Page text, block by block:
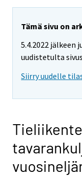
Tämä sivu on
5.4.2022
uudistetulta
Siirry uudelle